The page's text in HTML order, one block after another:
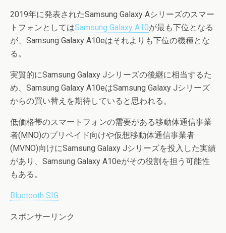
2019年に発表されたSamsung Galaxy Aシリーズのスマー
トフォンとしてはSamsung Galaxy A10が最も下位となる
が、Samsung Galaxy A10eはそれよりも下位の機種とな
る。
実質的にSamsung Galaxy Jシリーズの後継に相当するた
め、Samsung Galaxy A10eはSamsung Galaxy Jシリーズ
からの買い替えを期待していると思われる。
低価格帯のスマートフォンの需要がある移動体通信事業
者(MNO)のプリペイド向けや仮想移動体通信事業者
(MVNO)向けにSamsung Galaxy Jシリーズを投入した実績
があり、Samsung Galaxy A10eがその役割を担う可能性
もある。
Bluetooth SIG
スポンサーリンク